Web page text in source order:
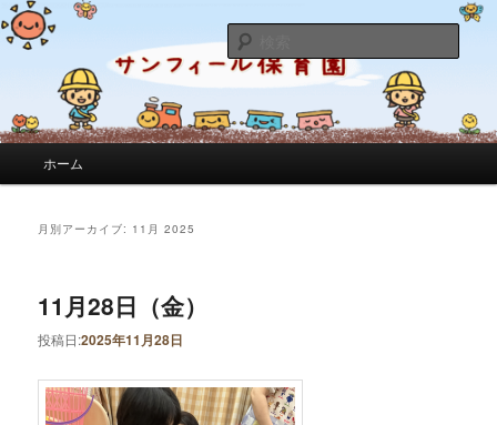
サンフィール保育園のブログ
サンフィール保育園のせんせいのブログです。園の日常を綴っています。
索
メインコンテンツへ移動
サブコンテンツへ移動
ホーム
月別アーカイブ: 11月 2025
11月28日（金）
投稿日:2025年11月28日